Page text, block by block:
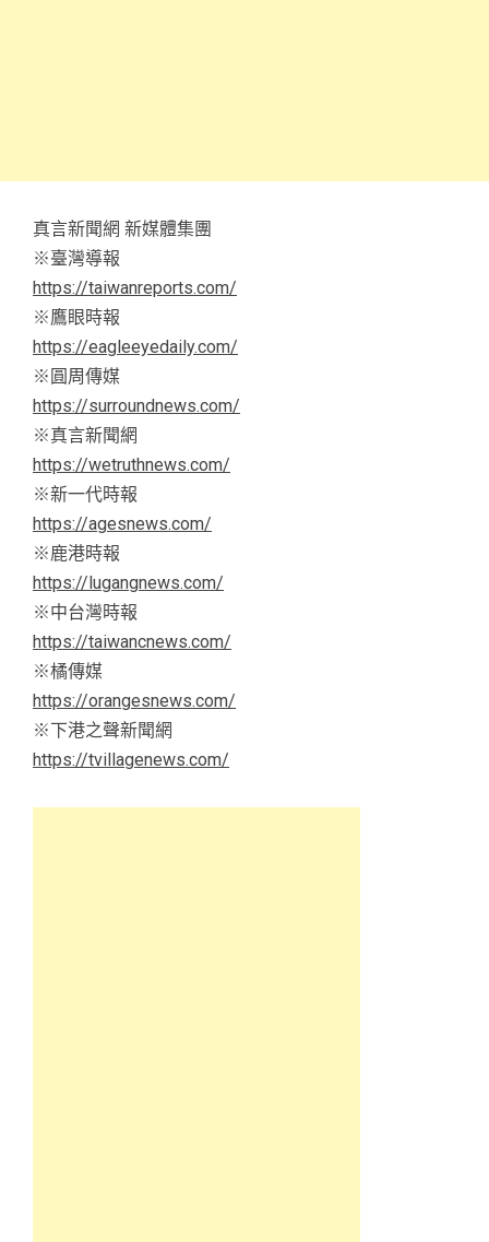
真言新聞網 新媒體集團
※臺灣導報
https://taiwanreports.com/
※鷹眼時報
https://eagleeyedaily.com/
※圓周傳媒
https://surroundnews.com/
※真言新聞網
https://wetruthnews.com/
※新一代時報
https://agesnews.com/
※鹿港時報
https://lugangnews.com/
※中台灣時報
https://taiwancnews.com/
※橘傳媒
https://orangesnews.com/
※下港之聲新聞網
https://tvillagenews.com/